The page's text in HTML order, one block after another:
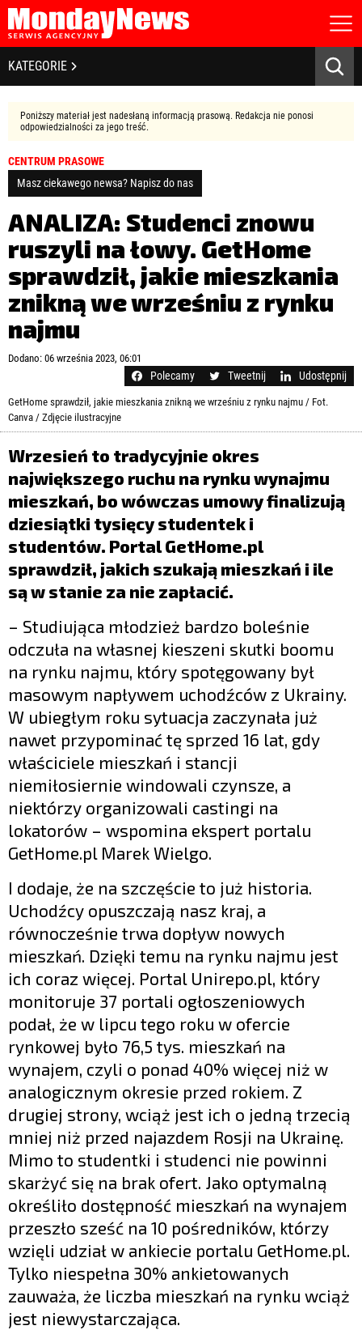
STRONA GŁÓWNA
O NAS
POLITYKA PRYWATNOŚCI
LICENCJA
KONTAKT
Zapamiętaj mnie
Zapomniałeś hasła?
Kliknij tutaj
zaloguj się
KATEGORIE
BIZNES I GOSPODARKA
SPOŁECZEŃSTWO
EDUKACJA
MEDIA
ZDROWIE I URODA
KULTURA
LIFESTYLE
OPINIE I KOMENTARZE
Poniższy materiał jest nadesłaną informacją prasową. Redakcja nie ponosi
odpowiedzialności za jego treść.
CENTRUM PRASOWE
Masz ciekawego newsa? Napisz do nas
ANALIZA: Studenci znowu
ruszyli na łowy. GetHome
sprawdził, jakie mieszkania
znikną we wrześniu z rynku
najmu
Dodano: 06 września 2023, 06:01
Polecamy Tweetnij Udostępnij
GetHome sprawdził, jakie mieszkania znikną we wrześniu z rynku najmu / Fot.
Canva / Zdjęcie ilustracyjne
Wrzesień to tradycyjnie okres
największego ruchu na rynku wynajmu
mieszkań, bo wówczas umowy finalizują
dziesiątki tysięcy studentek i
studentów. Portal GetHome.pl
sprawdził, jakich szukają mieszkań i ile
są w stanie za nie zapłacić.
– Studiująca młodzież bardzo boleśnie
odczuła na własnej kieszeni skutki boomu
na rynku najmu, który spotęgowany był
masowym napływem uchodźców z Ukrainy.
W ubiegłym roku sytuacja zaczynała już
nawet przypominać tę sprzed 16 lat, gdy
właściciele mieszkań i stancji
niemiłosiernie windowali czynsze, a
niektórzy organizowali castingi na
lokatorów – wspomina ekspert portalu
GetHome.pl Marek Wielgo.
I dodaje, że na szczęście to już historia.
Uchodźcy opuszczają nasz kraj, a
równocześnie trwa dopływ nowych
mieszkań. Dzięki temu na rynku najmu jest
ich coraz więcej. Portal Unirepo.pl, który
monitoruje 37 portali ogłoszeniowych
podał, że w lipcu tego roku w ofercie
rynkowej było 76,5 tys. mieszkań na
wynajem, czyli o ponad 40% więcej niż w
analogicznym okresie przed rokiem. Z
drugiej strony, wciąż jest ich o jedną trzecią
mniej niż przed najazdem Rosji na Ukrainę.
Mimo to studentki i studenci nie powinni
skarżyć się na brak ofert. Jako optymalną
określiło dostępność mieszkań na wynajem
przeszło sześć na 10 pośredników, którzy
wzięli udział w ankiecie portalu GetHome.pl.
Tylko niespełna 30% ankietowanych
zauważa, że liczba mieszkań na rynku wciąż
jest niewystarczająca.